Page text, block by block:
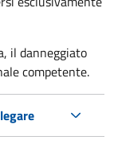
il danneggiato
competente.